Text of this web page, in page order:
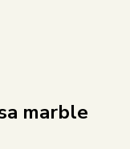
marble